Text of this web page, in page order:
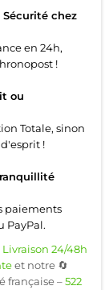
Sécurité chez
en 24h,
!
ou
Totale, sinon
!
paiements
PayPal.
Livraison 24/48h
et notre 🔄
française –522